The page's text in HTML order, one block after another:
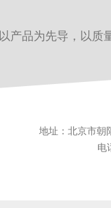
以产品为先导，以质
地址：北京市朝
电